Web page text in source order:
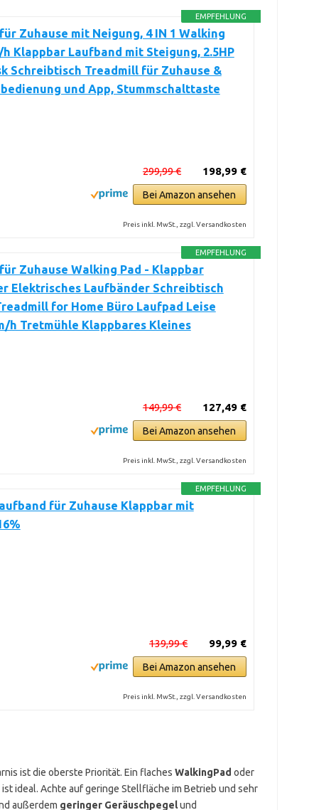
EMPFEHLUNG
Zuhause mit Neigung, 4 IN 1 Walking
h Klappbar Laufband mit Steigung, 2.5HP
Schreibtisch Treadmill für Zuhause &
und App, Stummschalttaste
198,99 €
299,99 €
Bei Amazon ansehen
Preis inkl. MwSt., zzgl. Versandkosten
EMPFEHLUNG
Zuhause Walking Pad - Klappbar
Elektrisches Laufbänder Schreibtisch
for Home Büro Laufpad Leise
h Tretmühle Klappbares Kleines
127,49 €
149,99 €
Bei Amazon ansehen
Preis inkl. MwSt., zzgl. Versandkosten
EMPFEHLUNG
für Zuhause Klappbar mit
99,99 €
139,99 €
Bei Amazon ansehen
Preis inkl. MwSt., zzgl. Versandkosten
ist die oberste Priorität. Ein flaches WalkingPad oder
ideal. Achte auf geringe Stellfläche im Betrieb und sehr
außerdem geringer Geräuschpegelund